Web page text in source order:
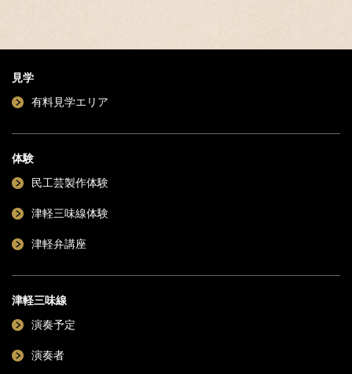
見学
有料見学エリア
体験
民工芸製作体験
津軽三味線体験
津軽弁講座
津軽三味線
演奏予定
演奏者